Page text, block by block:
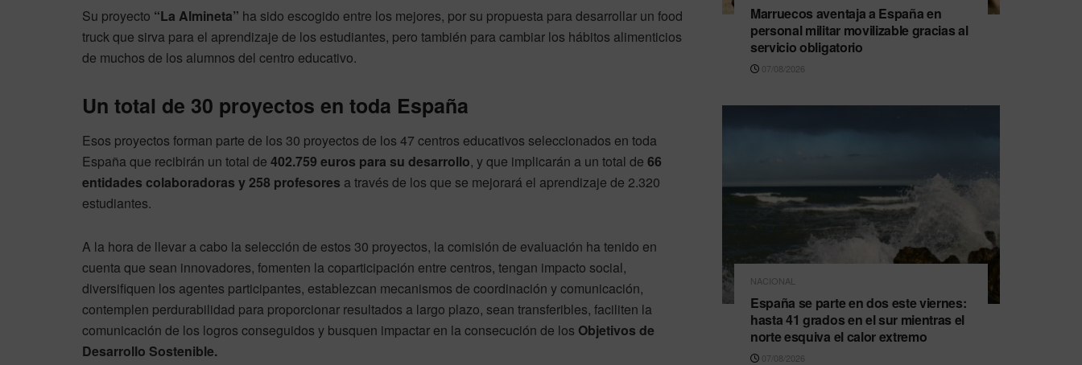
Su proyecto “La Almineta” ha sido escogido entre los mejores, por su propuesta para desarrollar un food
truck que sirva para el aprendizaje de los estudiantes, pero también para cambiar los hábitos alimenticios
de muchos de los alumnos del centro educativo.
Un total de 30 proyectos en toda España
Esos proyectos forman parte de los 30 proyectos de los 47 centros educativos seleccionados en toda
España que recibirán un total de 402.759 euros para su desarrollo, y que implicarán a un total de 66
entidades colaboradoras y 258 profesores a través de los que se mejorará el aprendizaje de 2.320
estudiantes.
A la hora de llevar a cabo la selección de estos 30 proyectos, la comisión de evaluación ha tenido en
cuenta que sean innovadores, fomenten la coparticipación entre centros, tengan impacto social,
diversifiquen los agentes participantes, establezcan mecanismos de coordinación y comunicación,
contemplen perdurabilidad para proporcionar resultados a largo plazo, sean transferibles, faciliten la
comunicación de los logros conseguidos y busquen impactar en la consecución de los Objetivos de
Desarrollo Sostenible.
Marruecos aventaja a España en
personal militar movilizable gracias al
servicio obligatorio
07/08/2026
NACIONAL
España se parte en dos este viernes:
hasta 41 grados en el sur mientras el
norte esquiva el calor extremo
07/08/2026